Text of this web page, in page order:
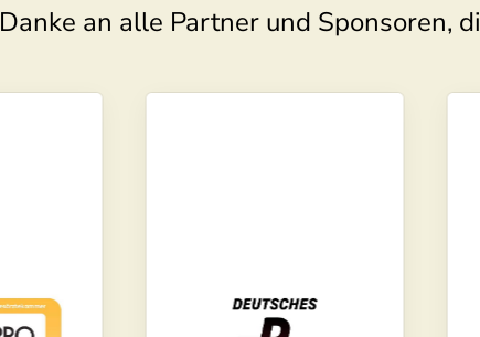
Danke an alle Partner und Sponsoren,